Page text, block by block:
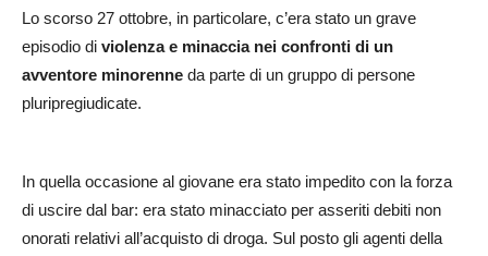
Lo scorso 27 ottobre, in particolare, c’era stato un grave
episodio di violenza e minaccia nei confronti di un
avventore minorenne da parte di un gruppo di persone
pluripregiudicate.
In quella occasione al giovane era stato impedito con la forza
di uscire dal bar: era stato minacciato per asseriti debiti non
onorati relativi all’acquisto di droga. Sul posto gli agenti della